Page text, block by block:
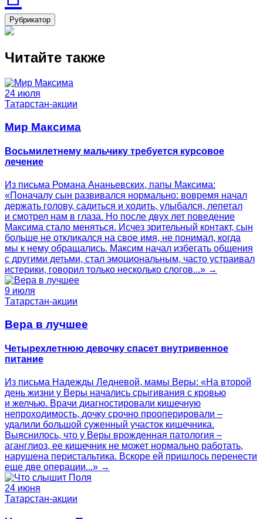
Рубрикатор
Читайте также
24 июля
Татарстан-акции
Мир Максима
Восьмилетнему мальчику требуется курсовое
лечение
Из письма Романа Ананьевских, папы Максима:
«Поначалу сын развивался нормально: вовремя начал
держать голову, садиться и ходить, улыбался, лепетал
и смотрел нам в глаза. Но после двух лет поведение
Максима стало меняться. Исчез зрительный контакт, сын
больше не откликался на свое имя, не понимал, когда
мы к нему обращались. Максим начал избегать общения
с другими детьми, стал эмоциональным, часто устраивал
истерики, говорил только несколько слогов...» →
9 июля
Татарстан-акции
Вера в лучшее
Четырехлетнюю девочку спасет внутривенное
питание
Из письма Надежды Ледневой, мамы Веры: «На второй
день жизни у Веры начались срыгивания с кровью
и желчью. Врачи диагностировали кишечную
непроходимость, дочку срочно прооперировали –
удалили большой суженный участок кишечника.
Выяснилось, что у Веры врожденная патология –
аганглиоз, ее кишечник не может нормально работать,
нарушена перистальтика. Вскоре ей пришлось перенести
еще две операции...» →
24 июня
Татарстан-акции